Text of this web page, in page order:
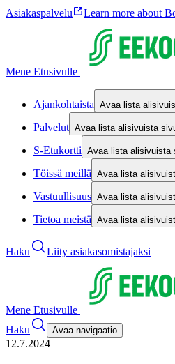
Asiakaspalvelu Learn more about
Mene Etusivulle
Ajankohtaista Avaa lista
Palvelut Avaa lista alisivuista
S-Etukortti Avaa lista alisivuista
Töissä meillä Avaa lista
Vastuullisuus Avaa lista
Tietoa meistä Avaa lista
Haku Liity asiakasomistajaksi
Mene Etusivulle
Haku
Avaa navigaatio
12.7.2024